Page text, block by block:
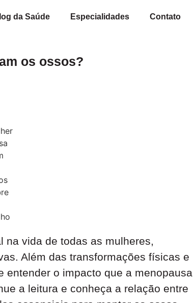
da Saúde Especialidades Contato
os ossos?
na vida de todas as mulheres,
Além das transformações físicas e
entender o impacto que a menopausa
a leitura e conheça a relação entre